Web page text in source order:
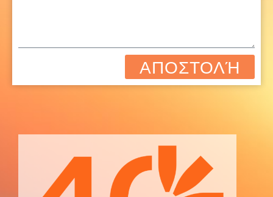
ΑΠΟΣΤΟΛΉ